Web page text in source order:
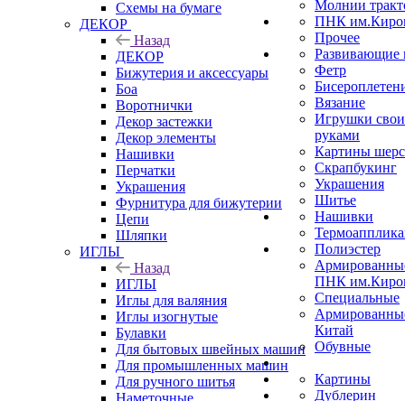
Молнии
ПНК
Прочее
Развивающие
Фетр
Вязание
Игрушки
руками
Картины
Скрапбукинг
Украшения
Шитье
Нашивки
Полиэстер
ПНК
Специальные
Китай
Обувные
Картины
Дублерин
Схемы на бумаге
ДЕКОР
Назад
ДЕКОР
Бижутерия и аксессуары
Боа
Воротнички
Декор застежки
Декор элементы
Нашивки
Перчатки
Украшения
Фурнитура для бижутерии
Цепи
Шляпки
ИГЛЫ
Назад
ИГЛЫ
Иглы для валяния
Иглы изогнутые
Булавки
Для бытовых швейных машин
Для промышленных машин
Для ручного шитья
Наметочные